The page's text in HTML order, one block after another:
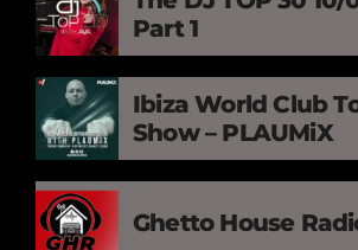
Part 1
Ibiza World Club
Show – PLAUMiX
Ghetto House